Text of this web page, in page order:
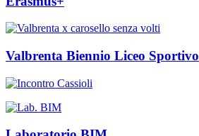
Valbrenta Biennio Liceo Sportivo